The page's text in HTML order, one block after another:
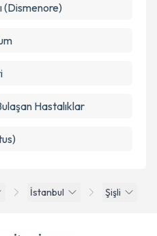
İstanbul Şişli
(Dismenore)
Hastalıklar